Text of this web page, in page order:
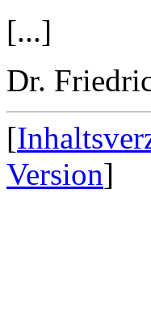
[...]
Dr.
[
Version]